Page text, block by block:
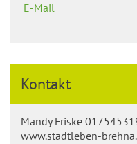
E-Mail
Kontakt
Mandy Friske
www.stadtleben-